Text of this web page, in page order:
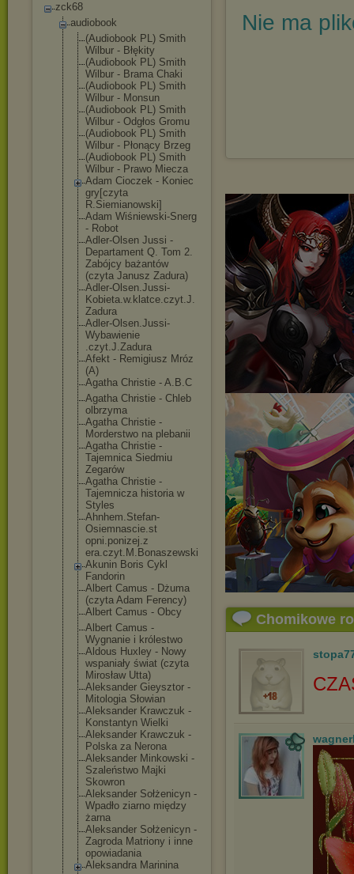
zck68
audiobook
(Audiobook PL) Smith
Wilbur - Błękity
(Audiobook PL) Smith
Wilbur - Brama Chaki
(Audiobook PL) Smith
Wilbur - Monsun
(Audiobook PL) Smith
Wilbur - Odgłos Gromu
(Audiobook PL) Smith
Wilbur - Płonący Brzeg
(Audiobook PL) Smith
Wilbur - Prawo Miecza
Adam Cioczek - Koniec
gry[czyta
R.Siemianowski]
Adam Wiśniewski-Snerg
- Robot
Adler-Olsen Jussi -
Departament Q. Tom 2.
Zabójcy bażantów
(czyta Janusz Zadura)
Adler-Olsen.Jussi-
Kobieta.w. klatce.czyt.J.
Zadura
Adler-Olsen.Jussi-
Wybawienie
.czyt.J.Zadura
Afekt - Remigiusz Mróz
(A)
Agatha Christie - A.B.C
Agatha Christie - Chleb
olbrzyma
Agatha Christie -
Morderstwo na plebanii
Agatha Christie -
Tajemnica Siedmiu
Zegarów
Agatha Christie -
Tajemnicza historia w
Styles
Ahnhem.Stefan-
Osiemnascie.st
opni.ponizej.z
era.czyt.M.Bonaszewski
Akunin Boris Cykl
Fandorin
Albert Camus - Dżuma
(czyta Adam Ferency)
Albert Camus - Obcy
Albert Camus -
Wygnanie i królestwo
Aldous Huxley - Nowy
wspaniały świat (czyta
Mirosław Utta)
Aleksander Gieysztor -
Mitologia Słowian
Aleksander Krawczuk -
Konstantyn Wielki
Aleksander Krawczuk -
Polska za Nerona
Aleksander Minkowski -
Szaleństwo Majki
Skowron
Aleksander Sołżenicyn -
Wpadło ziarno między
żarna
Aleksander Sołżenicyn -
Zagroda Matriony i inne
opowiadania
Aleksandra Marinina
Nie ma
Chomikowe